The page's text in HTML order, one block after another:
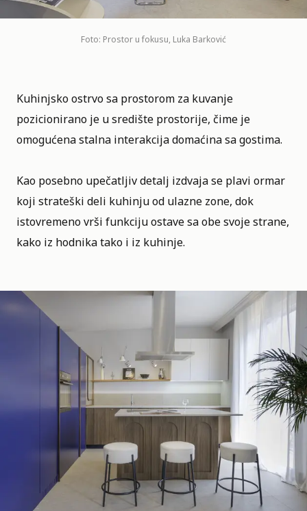
Foto: Prostor u fokusu, Luka Barković
Kuhinjsko ostrvo sa prostorom za kuvanje
pozicionirano je u središte prostorije, čime je
omogućena stalna interakcija domaćina sa gostima.
Kao posebno upečatljiv detalj izdvaja se plavi ormar
koji strateški deli kuhinju od ulazne zone, dok
istovremeno vrši funkciju ostave sa obe svoje strane,
kako iz hodnika tako i iz kuhinje.